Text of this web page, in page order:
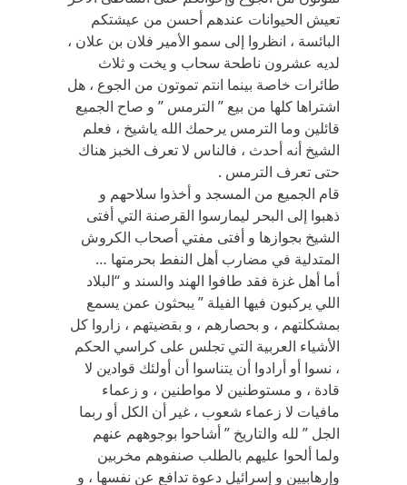
تعيش الحيوانات عندهم أحسن من عيشتكم
البائسة ، انظروا إلى سمو الأمير فلان بن علان ،
لديه عشرون ناطحة سحاب و يخت و ثلاث
طائرات خاصة بينما انتم تموتون من الجوع ، هل
اشتراها كلها من بيع ” الترمس ” و صاح الجميع
قائلين وما الترمس يرحمك الله ياشيخ ، فعلم
الشيخ أنه أحدث ، فالناس لا تعرف الخبز هناك
حتى تعرف الترمس .
قام الجميع من المسجد و أخذوا سلاحهم و
ذهبوا إلى البحر ليمارسوا القرصنة التي أفتى
الشيخ بجوازها و أفتى مفتي أصحاب الكروش
المتدلية في مضارب أهل النفط بحرمتها …
أما أهل غزة فقد طافوا الهند والسند و “البلاد
اللي يركبون فيها الفيلة ” يبحثون عمن يسمع
بمشكلتهم ، و بحصارهم ، و بقضيتهم ، زاروا كل
الأشياء العربية التي تجلس على كراسي الحكم
، نسوا أو أرادوا أن يتناسوا أن أولئك قوادين لا
قادة ، و مستوطنين لا مواطنين ، و زعماء
مافيات لا زعماء شعوب ، غير أن الكل أو ربما
الجل ” لله والتاريخ ” أشاحوا بوجوههم عنهم
ولما ألحوا عليهم بالطلب صنفوهم مخربين
وإرهابيين و إسرائيل دعوة تدافع عن نفسها ، و